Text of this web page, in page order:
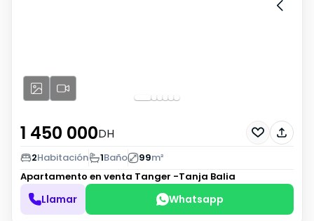
1 450 000DH
2Habitación 1Baño 99m²
Apartamento en venta Tanger -Tanja Balia
Llamar Whatsapp